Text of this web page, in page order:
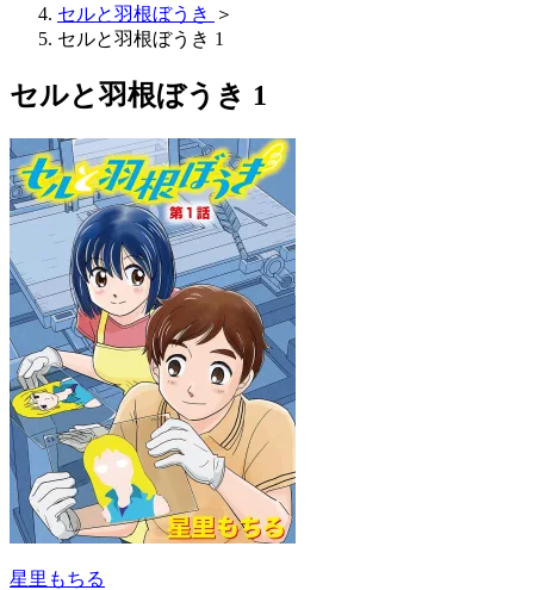
セルと羽根ぼうき
＞
セルと羽根ぼうき 1
セルと羽根ぼうき 1
星里もちる